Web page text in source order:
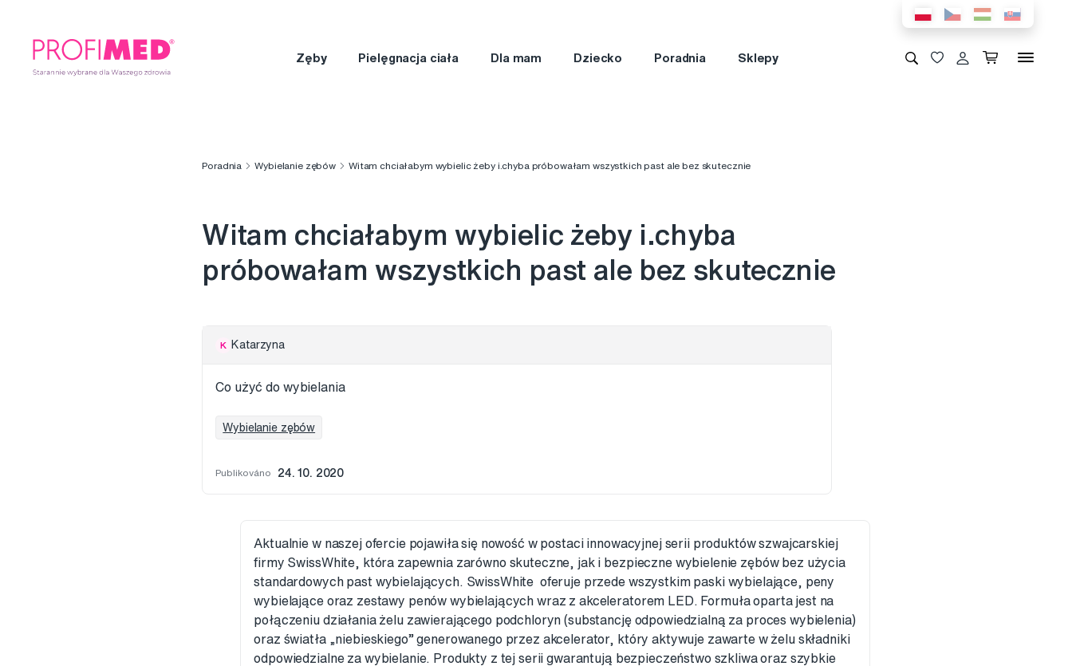
Zęby Pielęgnacja ciała Dla mam Dziecko Poradnia Sklepy
Poradnia Wybielanie zębów Witam chciałabym wybielic żeby i.chyba próbowałam wszystkich past ale bez skutecznie
Witam chciałabym wybielic żeby i.chyba
próbowałam wszystkich past ale bez skutecznie
K Katarzyna
Co użyć do wybielania
Wybielanie zębów
Publikováno 24. 10. 2020
Aktualnie w naszej ofercie pojawiła się nowość w postaci innowacyjnej serii produktów szwajcarskiej
firmy SwissWhite, która zapewnia zarówno skuteczne, jak i bezpieczne wybielenie zębów bez użycia
standardowych past wybielających. SwissWhite oferuje przede wszystkim paski wybielające, peny
wybielające oraz zestawy penów wybielających wraz z akceleratorem LED. Formuła oparta jest na
połączeniu działania żelu zawierającego podchloryn (substancję odpowiedzialną za proces wybielenia)
oraz światła „niebieskiego” generowanego przez akcelerator, który aktywuje zawarte w żelu składniki
odpowiedzialne za wybielanie. Produkty z tej serii gwarantują bezpieczeństwo szkliwa oraz szybkie